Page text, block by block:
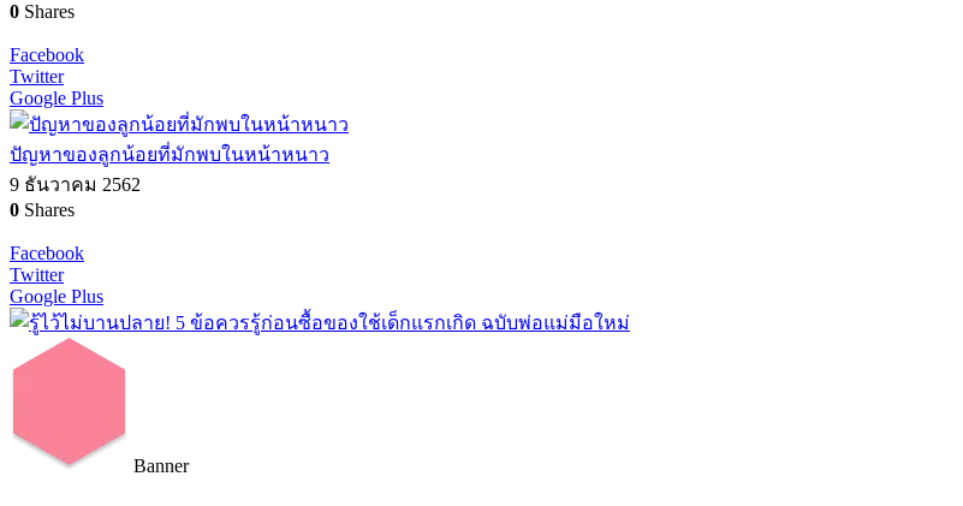
0 Shares
Facebook
Twitter
Google Plus
ปัญหาของลูกน้อยที่มักพบในหน้าหนาว
9 ธันวาคม 2562
0 Shares
Facebook
Twitter
Google Plus
Banner